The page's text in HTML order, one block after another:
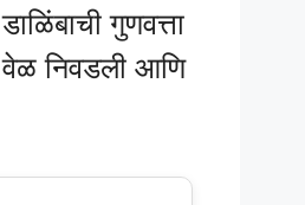
गुणवत्ता
वेळ निवडली आणि